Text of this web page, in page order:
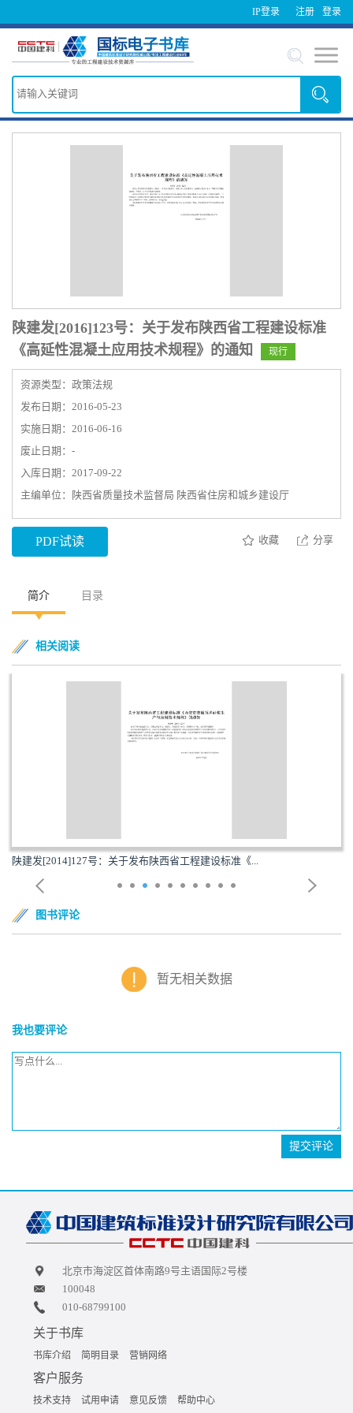
IP登录 登录
注册
陕建发[2016]123号：关于发布陕西省工程建设标准
《高延性混凝土应用技术规程》的通知
现行
资源类型：政策法规
发布日期：2016-05-23
实施日期：2016-06-16
废止日期：-
入库日期：2017-09-22
主编单位：陕西省质量技术监督局 陕西省住房和城乡建设厅
PDF试读 收藏 分享
简介 目录
相关阅读
陕建发[2014]127号：关于发布陕西省工程建设标准《...
图书评论
暂无相关数据
我也要评论
提交评论
北京市海淀区首体南路9号主语国际2号楼
100048
010-68799100
关于书库
书库介绍 简明目录 营销网络
客户服务
技术支持 试用申请 意见反馈 帮助中心